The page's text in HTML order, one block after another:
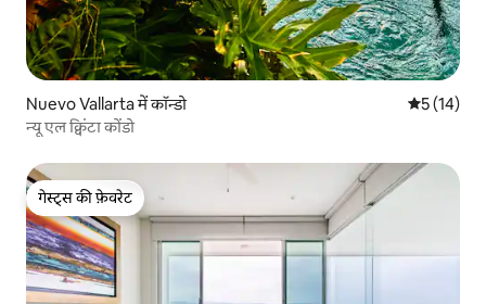
Nuevo Vallarta में कॉन्डो औसत रेटिंग
5 (14)
न्यू एल क्विंटा कोंडो
गेस्ट्स की फ़ेवरेट
गेस्ट्स की फ़ेवरेट